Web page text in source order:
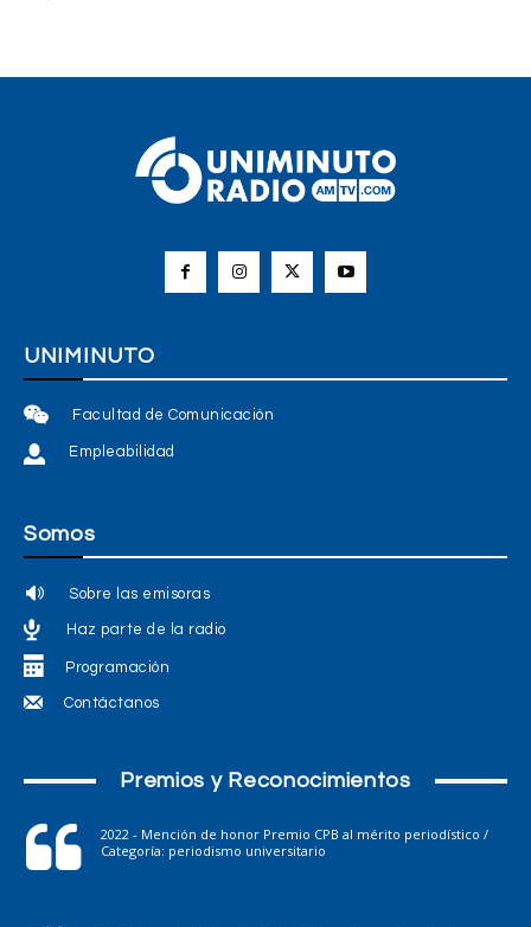
UNIMINUTO
Facultad de Comunicación
Empleabilidad
Somos
Sobre las emisoras
Haz parte de la radio
Programación
Contáctanos
Premios y Reconocimientos
2022 - Mención de honor Premio CPB al mérito periodístico /
Categoría: periodismo universitario